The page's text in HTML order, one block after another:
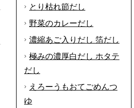
とり枯れ節だし
野菜のカレーだし
濃縮あご入りだし 箔だし
極みの濃厚白だし ホタテ
だし
えろーうもおてごめんつ
ゆ